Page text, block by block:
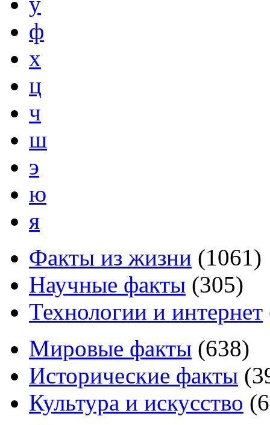
ф
х
ц
ч
ш
э
ю
я
Факты из жизни (1061)
Научные факты (305)
Технологии и интернет
Мировые факты (638)
Исторические факты (
Культура и искусство (